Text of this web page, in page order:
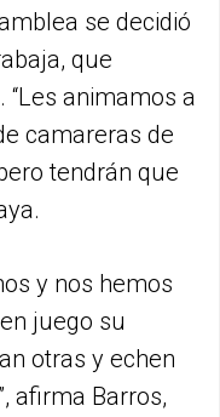
se decidió
que
“Les animamos a
camareras de
tendrán que
y nos hemos
juego su
otras y echen
afirma Barros,